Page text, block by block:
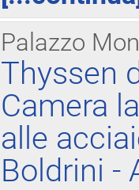
Palazzo
Thyssen
Camera
alle
Boldrini -